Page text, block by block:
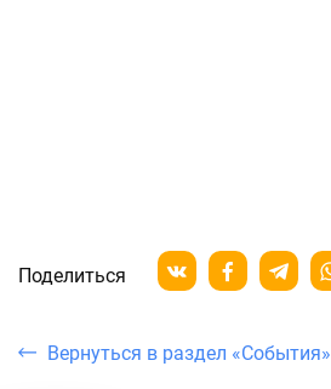
Поделиться
Вернуться в раздел «События»